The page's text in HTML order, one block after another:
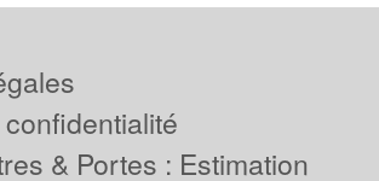
& Portes : Estimation